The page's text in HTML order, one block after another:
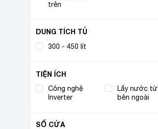
trên
DUNG TÍCH TỦ
300 - 450 lít
TIỆN ÍCH
Công nghệ
Inverter
Lấy nước từ
bên ngoài
SỐ CỬA